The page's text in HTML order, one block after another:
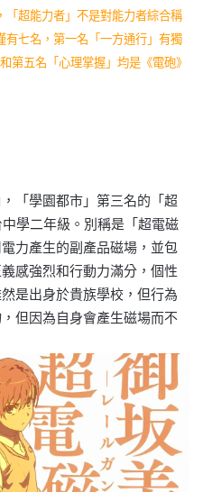
「超能力者」不是對能力者綜合稱
七名，第一名「一方通行」有獨
第五名「心理掌握」均是《電砲》
「學園都市」第三名的「超
學二年級。別稱是「超電磁
力產生的副產品磁場，並包
感強烈和行動力滿分，個性
是出身於貴族學校，但行為
但因為自身會產生磁場而不